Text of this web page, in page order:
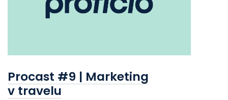
Procast #9 | Marketing
v travelu